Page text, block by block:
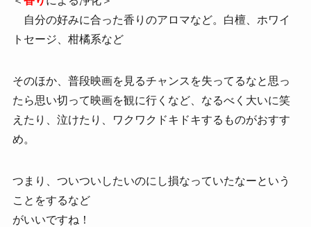
自分の好みに合った香りのアロマなど。白檀、ホワイ
トセージ、柑橘系など
そのほか、普段映画を見るチャンスを失ってるなと思っ
たら思い切って映画を観に行くなど、なるべく大いに笑
えたり、泣けたり、ワクワクドキドキするものがおすす
め。
つまり、ついついしたいのにし損なっていたなーという
ことをするなど
がいいですね！